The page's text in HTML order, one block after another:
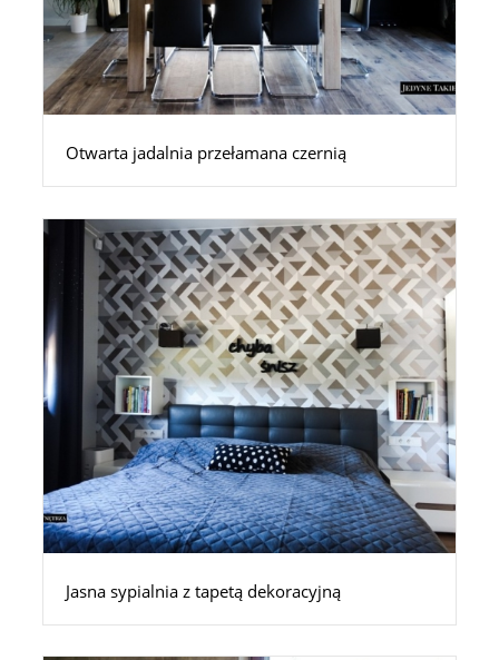
Otwarta jadalnia przełamana czernią
Jasna sypialnia z tapetą dekoracyjną